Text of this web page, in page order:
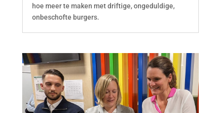
hoe meer te maken met driftige, ongeduldige,
onbeschofte burgers.